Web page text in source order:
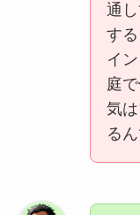
通
す
イ
庭
気
るん